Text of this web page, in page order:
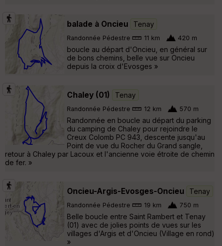
balade à Oncieu Tenay
Randonnée Pédestre 11 km 420 m
boucle au départ d'Oncieu, en général sur
de bons chemins, belle vue sur Oncieu
depuis la croix d'Evosges »
Chaley (01) Tenay
Randonnée Pédestre 12 km 570 m
Randonnée en boucle au départ du parking
du camping de Chaley pour rejoindre le
Creux Colomb PC 943, descente jusqu'au
Point de vue du Rocher du Grand sangle,
retour à Chaley par Lacoux et l'ancienne voie étroite de chemin
de fer. »
Oncieu-Argis-Evosges-Oncieu Tenay
Randonnée Pédestre 19 km 750 m
Belle boucle entre Saint Rambert et Tenay
(01) avec de jolies points de vues sur les
villages d'Argis et d'Oncieu (Village en rond)
»